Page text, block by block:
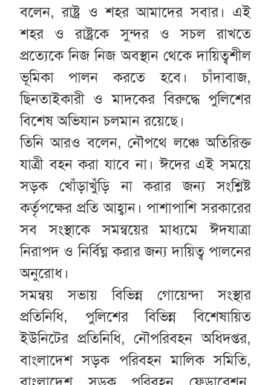
বলেন, রাষ্ট্র ও শহর আমাদের সবার। এই
শহর ও রাষ্ট্রকে সুন্দর ও সচল রাখতে
প্রত্যেকে নিজ নিজ অবস্থান থেকে দায়িত্বশীল
ভূমিকা পালন করতে হবে। চাঁদাবাজ,
ছিনতাইকারী ও মাদকের বিরুদ্ধে পুলিশের
বিশেষ অভিযান চলমান রয়েছে।
তিনি আরও বলেন, নৌপথে লঞ্চে অতিরিক্ত
যাত্রী বহন করা যাবে না। ঈদের এই সময়ে
সড়ক খোঁড়াখুঁড়ি না করার জন্য সংশ্লিষ্ট
কর্তৃপক্ষের প্রতি আহ্বান। পাশাপাশি সরকারের
সব সংস্থাকে সমন্বয়ের মাধ্যমে ঈদযাত্রা
নিরাপদ ও নির্বিঘ্ন করার জন্য দায়িত্ব পালনের
অনুরোধ।
সমন্বয় সভায় বিভিন্ন গোয়েন্দা সংস্থার
প্রতিনিধি, পুলিশের বিভিন্ন বিশেষায়িত
ইউনিটের প্রতিনিধি, নৌপরিবহন অধিদপ্তর,
বাংলাদেশ সড়ক পরিবহন মালিক সমিতি,